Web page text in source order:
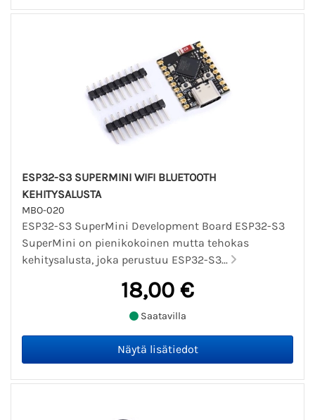
ESP32-S3 SUPERMINI WIFI BLUETOOTH
KEHITYSALUSTA
MBO-020
ESP32-S3 SuperMini Development Board ESP32-S3
SuperMini on pienikokoinen mutta tehokas
kehitysalusta, joka perustuu ESP32-S3...
18,00 €
Saatavilla